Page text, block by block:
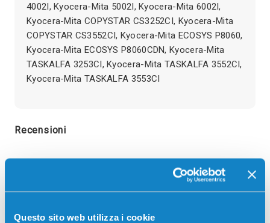
Questo sito web utilizza i cookie
4002I, Kyocera-Mita 5002I, Kyocera-Mita 6002I,
Kyocera-Mita COPYSTAR CS3252CI, Kyocera-Mita
COPYSTAR CS3552CI, Kyocera-Mita ECOSYS P8060,
Kyocera-Mita ECOSYS P8060CDN, Kyocera-Mita
TASKALFA 3253CI, Kyocera-Mita TASKALFA 3552CI,
Kyocera-Mita TASKALFA 3553CI
Recensioni